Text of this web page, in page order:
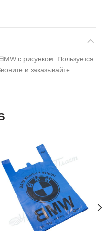
с рисунком. Пользуется
и заказывайте.